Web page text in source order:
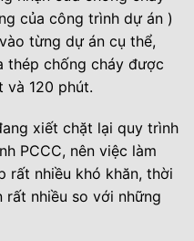
của công trình dự án )
từng dự án cụ thể,
thép chống cháy được
và 120 phút.
xiết chặt lại quy trình
PCCC, nên việc làm
rất nhiều khó khăn, thời
nhiều so với những